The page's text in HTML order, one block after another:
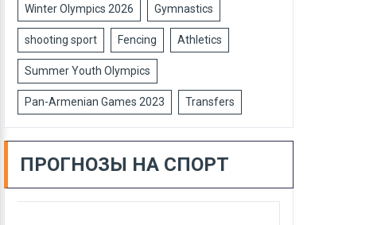
Winter Olympics 2026 Gymnastics
shooting sport Fencing Athletics
Summer Youth Olympics
Pan-Armenian Games 2023 Transfers
ПРОГНОЗЫ НА СПОРТ